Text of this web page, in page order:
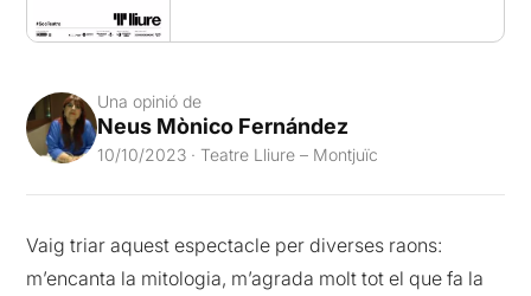
Una opinió de
Neus Mònico Fernández
10/10/2023 · Teatre Lliure – Montjuïc
Vaig triar aquest espectacle per diverses raons:
m’encanta la mitologia, m’agrada molt tot el que fa la